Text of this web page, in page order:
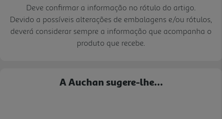
Deve confirmar a informação no rótulo do artigo.
Devido a possíveis alterações de embalagens e/ou rótulos,
deverá considerar sempre a informação que acompanha o
produto que recebe.
A Auchan sugere-lhe...